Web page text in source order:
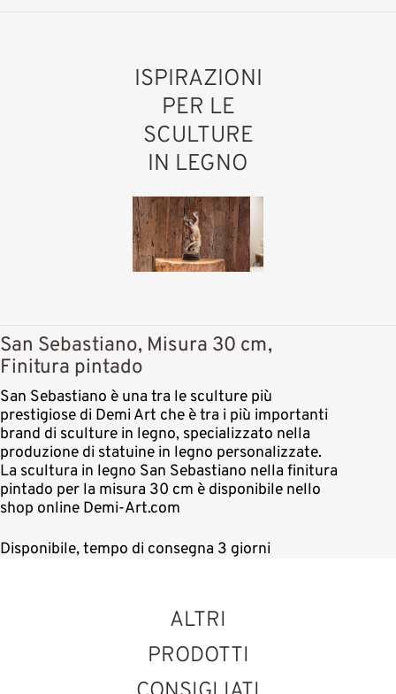
ISPIRAZIONI
PER LE
SCULTURE
IN LEGNO
San Sebastiano, Misura 30 cm,
Finitura pintado
San Sebastiano è una tra le sculture più
prestigiose di Demi Art che è tra i più importanti
brand di sculture in legno, specializzato nella
produzione di statuine in legno personalizzate.
La scultura in legno San Sebastiano nella finitura
pintado per la misura 30 cm è disponibile nello
shop online Demi-Art.com
Disponibile, tempo di consegna 3 giorni
ALTRI
PRODOTTI